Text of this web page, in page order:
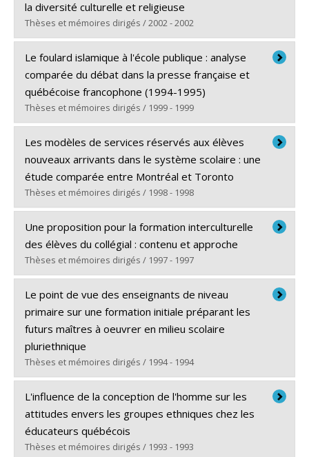
Diplôme obtenu :Ph. D.
Lien vers le document dans Papyrus
la diversité culturelle et religieuse
Thèses et mémoires dirigés / 2002 - 2002
Diplômé(e) :Jacquet, Marianne
Cycle :Doctorat
Diplôme obtenu :Ph. D.
Lien vers le document dans Papyrus
Le foulard islamique à l'école publique : analyse
comparée du débat dans la presse française et
québécoise francophone (1994-1995)
Thèses et mémoires dirigés / 1999 - 1999
Diplômé(e) : Ciceri, Coryse
Cycle :Maîtrise
Diplôme obtenu :M.A.
Lien vers le document dans Papyrus
Les modèles de services réservés aux élèves
nouveaux arrivants dans le système scolaire : une
étude comparée entre Montréal et Toronto
Thèses et mémoires dirigés / 1998 - 1998
Diplômé(e) :Messier, Marielle
Cycle :Maîtrise
Diplôme obtenu :M. Sc.
Lien vers le document dans Papyrus
Une proposition pour la formation interculturelle
des élèves du collégial : contenu et approche
Thèses et mémoires dirigés / 1997 - 1997
Diplômé(e) :Lemay, Denyse
Cycle :Doctorat
Diplôme obtenu :Ph. D.
Lien vers le document dans Papyrus
Le point de vue des enseignants de niveau
primaire sur une formation initiale préparant les
futurs maîtres à oeuvrer en milieu scolaire
pluriethnique
Thèses et mémoires dirigés / 1994 - 1994
Diplômé(e) :Roberge, Blaise
Cycle :Maîtrise
Diplôme obtenu :M.A.
Lien vers le document dans Papyrus
L'influence de la conception de l'homme sur les
attitudes envers les groupes ethniques chez les
éducateurs québécois
Thèses et mémoires dirigés / 1993 - 1993